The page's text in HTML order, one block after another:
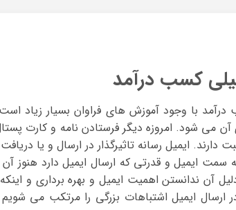
کسب درآمد
با وجود آموزش های فراوان بسیار زیاد
می شود. امروزه دیگر فرستادن نامه و کارت
دارند. ایمیل رسانه تاثیرگذار در ارسال و یا
سمت ایمیل و قدرتی که ارسال ایمیل دارد هنوز
آن ندانستن اهمیت ایمیل و بهره برداری و
ارسال ایمیل اشتباهات بزرگی را مرتکب می